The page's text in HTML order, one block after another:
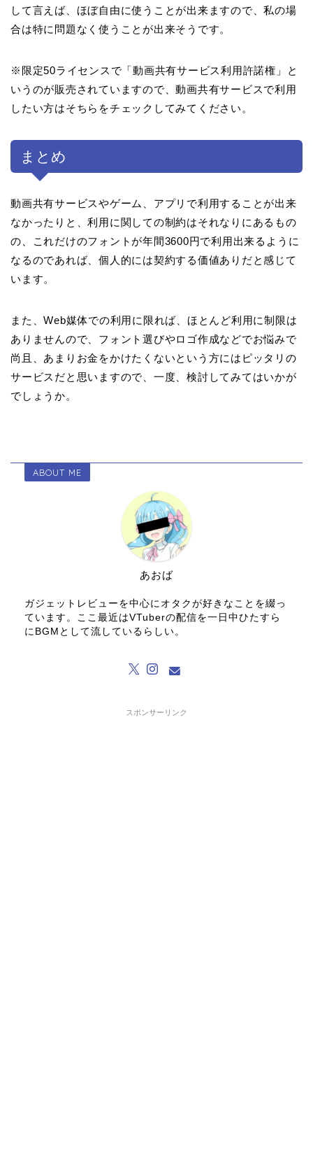
して言えば、ほぼ自由に使うことが出来ますので、私の場
合は特に問題なく使うことが出来そうです。
※限定50ライセンスで「動画共有サービス利用許諾権」と
いうのが販売されていますので、動画共有サービスで利用
したい方はそちらをチェックしてみてください。
まとめ
動画共有サービスやゲーム、アプリで利用することが出来
なかったりと、利用に関しての制約はそれなりにあるもの
の、これだけのフォントが年間3600円で利用出来るように
なるのであれば、個人的には契約する価値ありだと感じて
います。
また、Web媒体での利用に限れば、ほとんど利用に制限は
ありませんので、フォント選びやロゴ作成などでお悩みで
尚且、あまりお金をかけたくないという方にはピッタリの
サービスだと思いますので、一度、検討してみてはいかが
でしょうか。
ABOUT ME
あおば
ガジェットレビューを中心にオタクが好きなことを綴っ
ています。ここ最近はVTuberの配信を一日中ひたすら
にBGMとして流しているらしい。
スポンサーリンク